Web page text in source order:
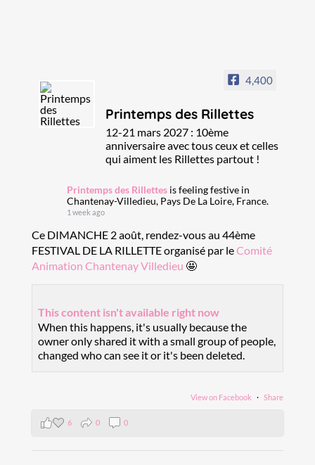
4,400
Printemps des Rillettes
12-21 mars 2027 : 10ème
anniversaire avec tous ceux et celles
qui aiment les Rillettes partout !
Printemps des Rillettes is feeling festive in
Chantenay-Villedieu, Pays De La Loire, France.
1 week ago
Ce DIMANCHE 2 août, rendez-vous au 44ème
FESTIVAL DE LA RILLETTE organisé par leComité
Animation Chantenay Villedieu 🤩
This content isn't available right now
When this happens, it's usually because the
owner only shared it with a small group of people,
changed who can see it or it's been deleted.
View on Facebook · Share
6 0 0